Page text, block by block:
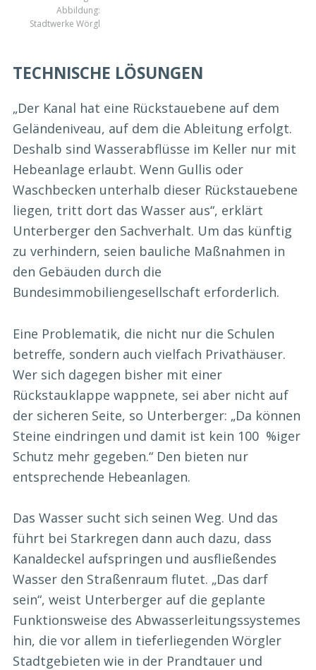
Abbildung:
Stadtwerke Wörgl
TECHNISCHE LÖSUNGEN
„Der Kanal hat eine Rückstauebene auf dem
Geländeniveau, auf dem die Ableitung erfolgt.
Deshalb sind Wasserabflüsse im Keller nur mit
Hebeanlage erlaubt. Wenn Gullis oder
Waschbecken unterhalb dieser Rückstauebene
liegen, tritt dort das Wasser aus“, erklärt
Unterberger den Sachverhalt. Um das künftig
zu verhindern, seien bauliche Maßnahmen in
den Gebäuden durch die
Bundesimmobiliengesellschaft erforderlich.
Eine Problematik, die nicht nur die Schulen
betreffe, sondern auch vielfach Privathäuser.
Wer sich dagegen bisher mit einer
Rückstauklappe wappnete, sei aber nicht auf
der sicheren Seite, so Unterberger: „Da können
Steine eindringen und damit ist kein 100 %iger
Schutz mehr gegeben.“ Den bieten nur
entsprechende Hebeanlagen.
Das Wasser sucht sich seinen Weg. Und das
führt bei Starkregen dann auch dazu, dass
Kanaldeckel aufspringen und ausfließendes
Wasser den Straßenraum flutet. „Das darf
sein“, weist Unterberger auf die geplante
Funktionsweise des Abwasserleitungssystemes
hin, die vor allem in tieferliegenden Wörgler
Stadtgebieten wie in der Prandtauer und